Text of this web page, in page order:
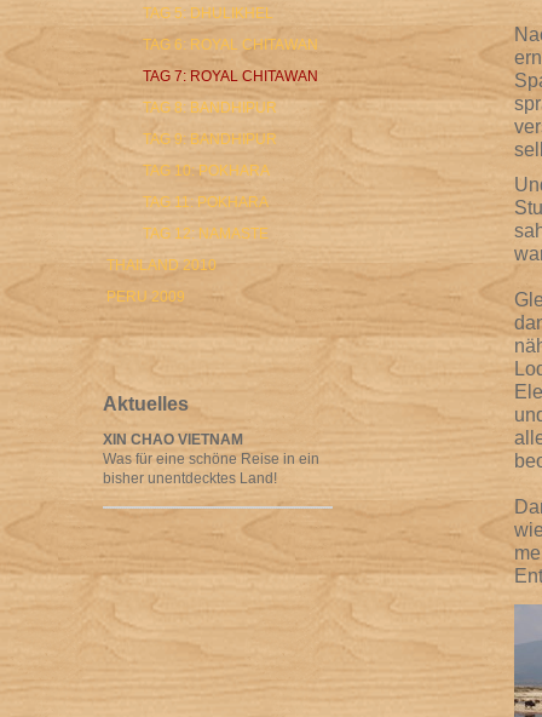
TAG 5: DHULIKHEL
TAG 6: ROYAL CHITAWAN
TAG 7: ROYAL CHITAWAN
TAG 8: BANDHIPUR
TAG 9: BANDHIPUR
TAG 10: POKHARA
TAG 11: POKHARA
TAG 12: NAMASTE
THAILAND 2010
PERU 2009
Aktuelles
XIN CHAO VIETNAM
Was für eine schöne Reise in ein
bisher unentdecktes Land!